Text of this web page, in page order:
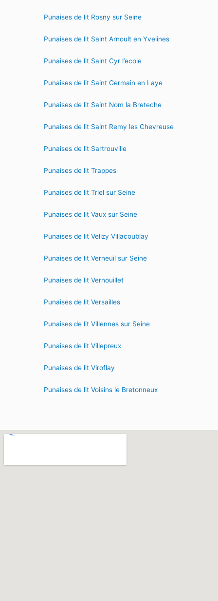
Punaises de lit Rosny sur Seine
Punaises de lit Saint Arnoult en Yvelines
Punaises de lit Saint Cyr l’ecole
Punaises de lit Saint Germain en Laye
Punaises de lit Saint Nom la Breteche
Punaises de lit Saint Remy les Chevreuse
Punaises de lit Sartrouville
Punaises de lit Trappes
Punaises de lit Triel sur Seine
Punaises de lit Vaux sur Seine
Punaises de lit Velizy Villacoublay
Punaises de lit Verneuil sur Seine
Punaises de lit Vernouillet
Punaises de lit Versailles
Punaises de lit Villennes sur Seine
Punaises de lit Villepreux
Punaises de lit Viroflay
Punaises de lit Voisins le Bretonneux